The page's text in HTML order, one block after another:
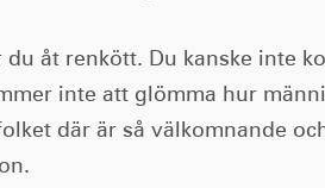
åt renkött. Du kanske inte
inte att glömma hur
där är så välkomnande